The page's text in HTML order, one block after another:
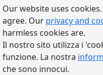
Our website uses
agree. Our privacy and
harmless cookies are.
Il nostro sito utilizza i
funzione. La nostra
che sono innocui.